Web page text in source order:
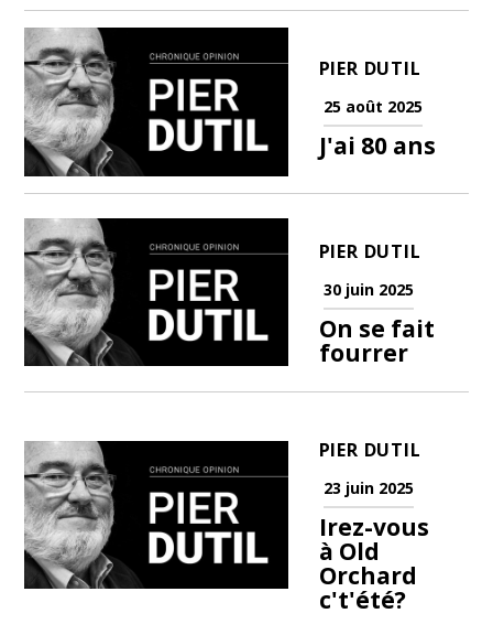
PIER DUTIL
25 août 2025
J'ai 80 ans
PIER DUTIL
30 juin 2025
On se fait
fourrer
PIER DUTIL
23 juin 2025
Irez-vous
à Old
Orchard
c't'été?